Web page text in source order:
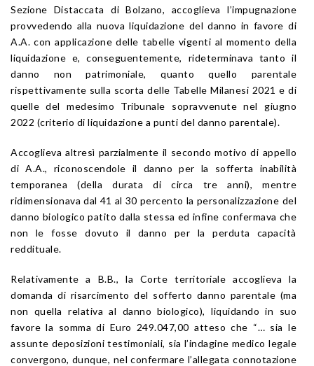
Sezione Distaccata di Bolzano, accoglieva l’impugnazione
provvedendo alla nuova liquidazione del danno in favore di
A.A. con applicazione delle tabelle vigenti al momento della
liquidazione e, conseguentemente, rideterminava tanto il
danno non patrimoniale, quanto quello parentale
rispettivamente sulla scorta delle Tabelle Milanesi 2021 e di
quelle del medesimo Tribunale sopravvenute nel giugno
2022 (criterio di liquidazione a punti del danno parentale).
Accoglieva altresì parzialmente il secondo motivo di appello
di A.A., riconoscendole il danno per la sofferta inabilità
temporanea (della durata di circa tre anni), mentre
ridimensionava dal 41 al 30 percento la personalizzazione del
danno biologico patito dalla stessa ed infine confermava che
non le fosse dovuto il danno per la perduta capacità
reddituale.
Relativamente a B.B., la Corte territoriale accoglieva la
domanda di risarcimento del sofferto danno parentale (ma
non quella relativa al danno biologico), liquidando in suo
favore la somma di Euro 249.047,00 atteso che “… sia le
assunte deposizioni testimoniali, sia l’indagine medico legale
convergono, dunque, nel confermare l’allegata connotazione